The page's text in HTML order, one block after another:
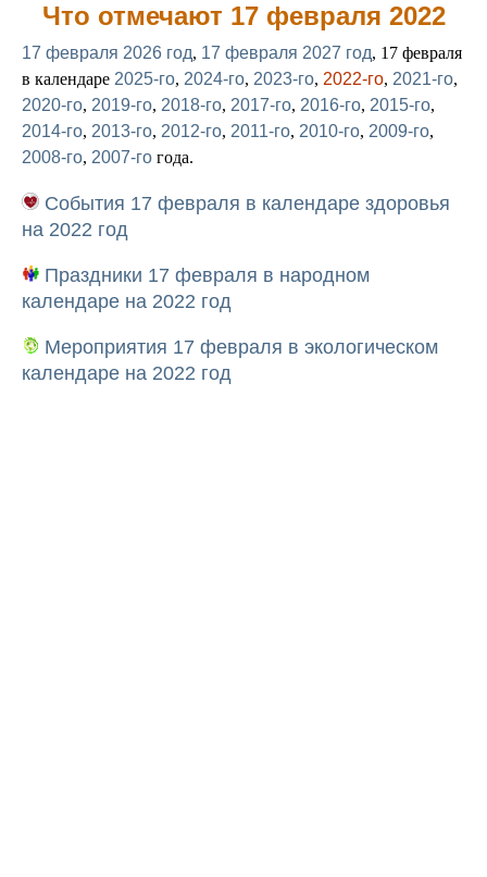
Что отмечают 17 февраля 2022
17 февраля 2026 год, 17 февраля 2027 год, 17 февраля
в календаре 2025-го, 2024-го, 2023-го, 2022-го, 2021-го,
2020-го, 2019-го, 2018-го, 2017-го, 2016-го, 2015-го,
2014-го, 2013-го, 2012-го, 2011-го, 2010-го, 2009-го,
2008-го, 2007-го года.
События 17 февраля в календаре здоровья
на 2022 год
Праздники 17 февраля в народном
календаре на 2022 год
Мероприятия 17 февраля в экологическом
календаре на 2022 год